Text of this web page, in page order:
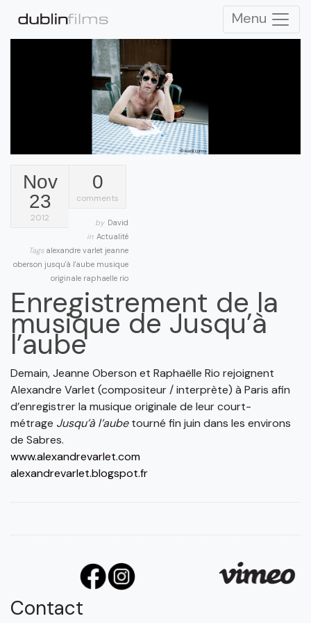
Menu
Nov
23
2012
0
comments
by David
in Actualité
Tags alexandre varlet jeanne
oberson jusqu'à l'aube musique
originale raphaelle rio
Enregistrement de la
musique de Jusqu’à
l’aube
Demain, Jeanne Oberson et Raphaëlle Rio rejoignent
Alexandre Varlet (compositeur / interprète) à Paris afin
d’enregistrer la musique originale de leur court-
métrage Jusqu’à l’aubetourné fin juin dans les environs
de Sabres.
www.alexandrevarlet.com
alexandrevarlet.blogspot.fr
Contact